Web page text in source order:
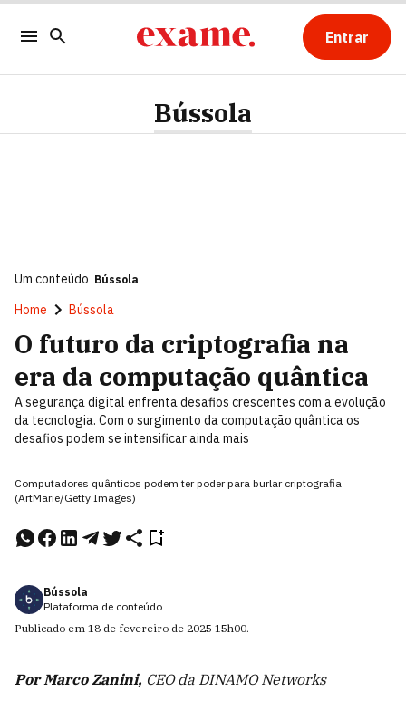
Entrar
Bússola
Um conteúdo Bússola
Home Bússola
O futuro da criptografia na
era da computação quântica
A segurança digital enfrenta desafios crescentes com a evolução
da tecnologia. Com o surgimento da computação quântica os
desafios podem se intensificar ainda mais
Computadores quânticos podem ter poder para burlar criptografia
(ArtMarie/Getty Images)
Bússola
Plataforma de conteúdo
Publicado em 18 de fevereiro de 2025 15h00.
Por Marco Zanini, CEO da DINAMO Networks